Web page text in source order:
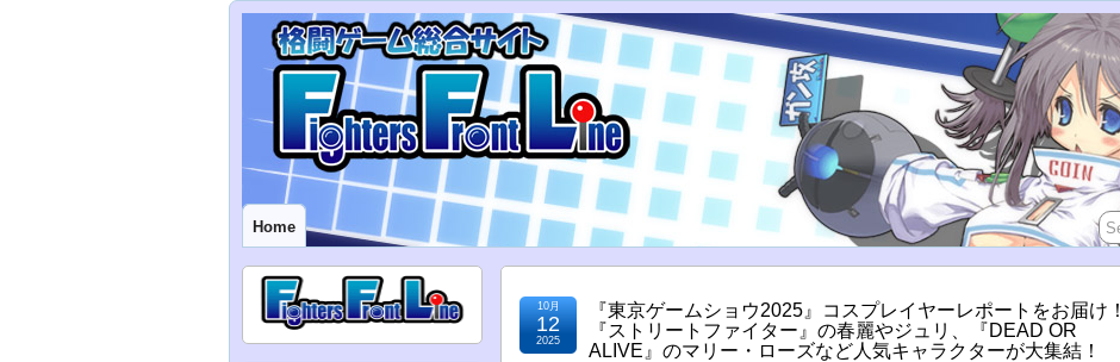
Home
『東京ゲームショウ2025』コスプレイヤーレポートをお届け！
『ストリートファイター』の春麗やジュリ、『DEAD OR
ALIVE』のマリー・ローズなど人気キャラクターが大集結！
10月
12
2025